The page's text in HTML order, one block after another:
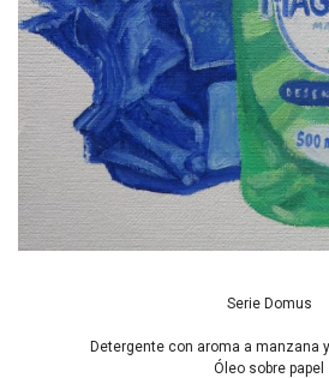
Serie Domus
Detergente con aroma a manzana
Óleo sobre papel